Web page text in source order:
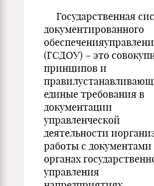
Государственная
документированного
(ГСДОУ) – это
принципов и
единые требования в
документации
управленческой
деятельности
работы с документами
органах
управления